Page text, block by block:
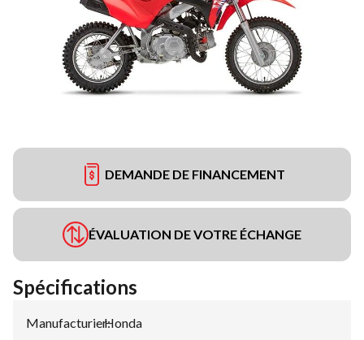
DEMANDE DE FINANCEMENT
ÉVALUATION DE VOTRE ÉCHANGE
Spécifications
Manufacturier:
Honda